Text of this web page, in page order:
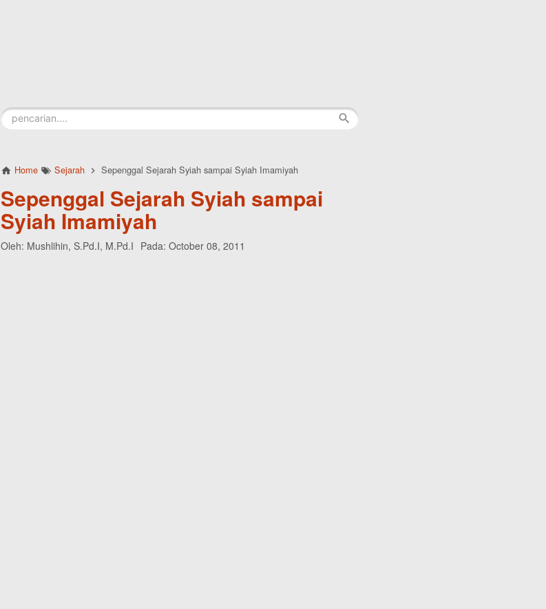
Home Sejarah Sepenggal Sejarah Syiah sampai Syiah Imamiyah
Sepenggal Sejarah Syiah sampai
Syiah Imamiyah
Oleh: Mushlihin, S.Pd.I, M.Pd.I Pada: October 08, 2011